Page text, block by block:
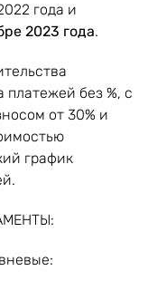
года и
2023 года.
платежей без %, с
от 30% и
график